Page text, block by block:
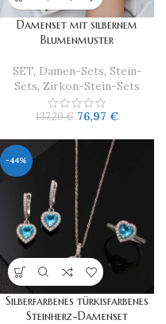
​Damenset mit silbernem
Blumenmuster
SET, Damen-Sets, Stein-
Sets, Zirkon-Stein-Sets
137,20€ 76,97 €
-44%
Silberfarbenes türkisfarbenes
Steinherz-Damenset